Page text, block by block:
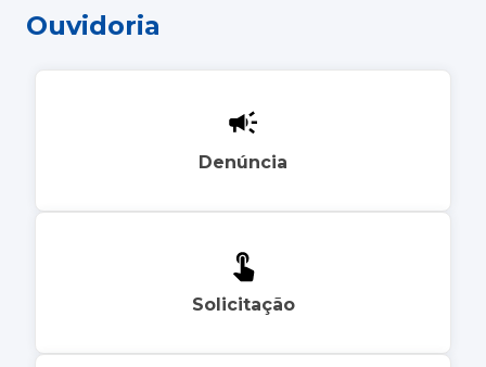
Ouvidoria
Denúncia
Solicitação